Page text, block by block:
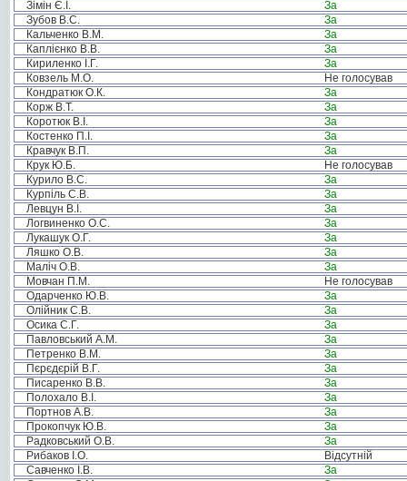
Зімін Є.І.
За
Зубов В.С.
За
Кальченко В.М.
За
Каплієнко В.В.
За
Кириленко І.Г.
За
Ковзель М.О.
Не голосував
Кондратюк О.К.
За
Корж В.Т.
За
Коротюк В.І.
За
Костенко П.І.
За
Кравчук В.П.
За
Крук Ю.Б.
Не голосував
Курило В.С.
За
Курпіль С.В.
За
Левцун В.І.
За
Логвиненко О.С.
За
Лукашук О.Г.
За
Ляшко О.В.
За
Маліч О.В.
За
Мовчан П.М.
Не голосував
Одарченко Ю.В.
За
Олійник С.В.
За
Осика С.Г.
За
Павловський А.М.
За
Петренко В.М.
За
Пєрєдєрій В.Г.
За
Писаренко В.В.
За
Полохало В.І.
За
Портнов А.В.
За
Прокопчук Ю.В.
За
Радковський О.В.
За
Рибаков І.О.
Відсутній
Савченко І.В.
За